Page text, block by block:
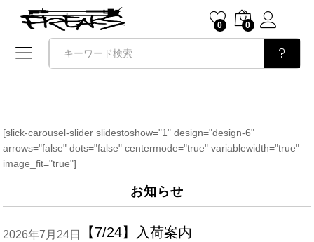
0 0
[slick-carousel-slider slidestoshow="1" design="design-6"
arrows="false" dots="false" centermode="true" variablewidth="true"
image_fit="true"]
お知らせ
【7/24】入荷案内
2026年7月24日